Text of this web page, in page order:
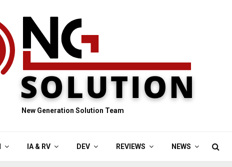
New Generation Solution Team
IA & RV DEV REVIEWS NEWS